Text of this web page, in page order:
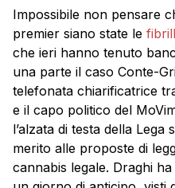
Impossibile non pensare
premier siano state le
che ieri hanno tenuto
una parte il caso Conte-
telefonata chiarificatrice
e il capo politico del
l’alzata di testa della
merito alle proposte di
cannabis legale. Draghi